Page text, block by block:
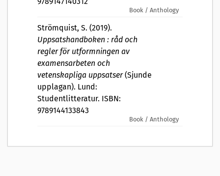
Book / Anthology
Strömquist, S. (2019).
Uppsatshandboken : råd och
regler för utformningen av
examensarbeten och
vetenskapliga uppsatser(Sjunde
upplagan). Lund:
Studentlitteratur. ISBN:
9789144133843
Book / Anthology